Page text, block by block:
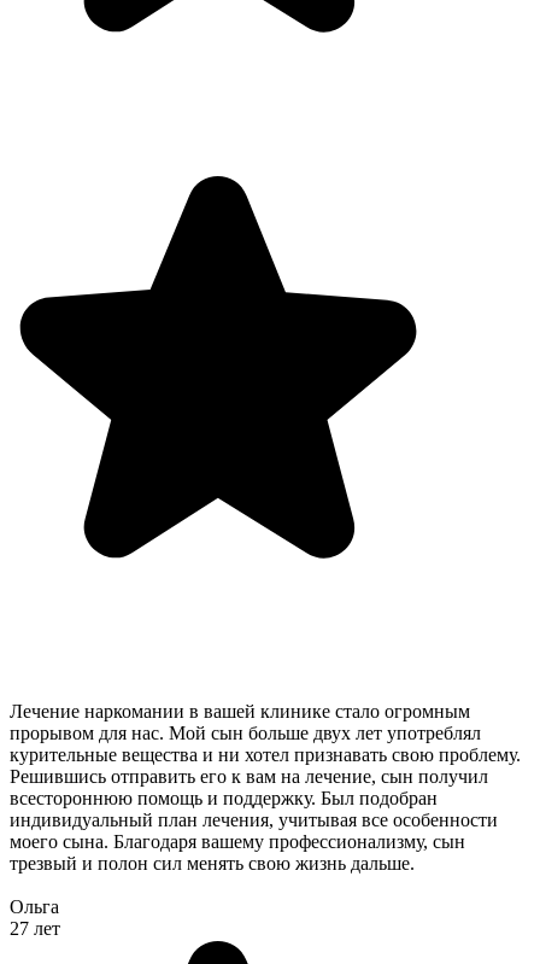
Лечение наркомании в вашей клинике стало огромным
прорывом для нас. Мой сын больше двух лет употреблял
курительные вещества и ни хотел признавать свою проблему.
Решившись отправить его к вам на лечение, сын получил
всестороннюю помощь и поддержку. Был подобран
индивидуальный план лечения, учитывая все особенности
моего сына. Благодаря вашему профессионализму, сын
трезвый и полон сил менять свою жизнь дальше.
Ольга
27 лет